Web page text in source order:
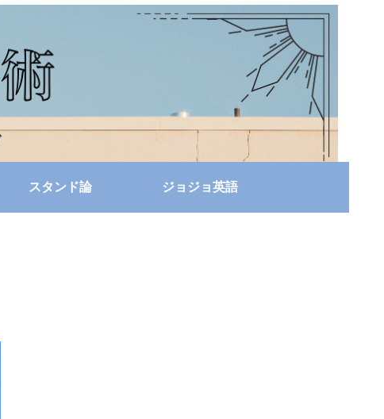
スタンド論 ジョジョ英語